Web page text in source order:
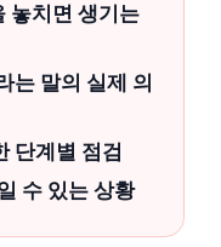
놓치면 생기는
는 말의 실제 의
단계별 점검
수 있는 상황